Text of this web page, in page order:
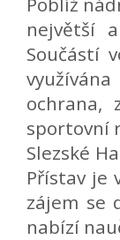
největší
Součástí
ochrana,
sportovní
Slezské
Přístav je
zájem se
nabízí